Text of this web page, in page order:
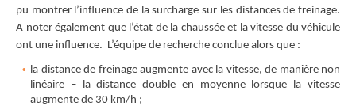
pu montrer l’influence de la surcharge sur les distances de freinage.
A noter également que l’état de la chaussée et la vitesse du véhicule
ont une influence. L’équipe de recherche conclue alors que :
la distance de freinage augmente avec la vitesse, de manière non
linéaire – la distance double en moyenne lorsque la vitesse
augmente de 30 km/h ;